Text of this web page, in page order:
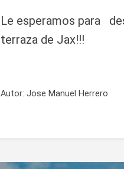
Le esperamos para
terraza de Jax!!!
Autor: Jose Manuel Herrero